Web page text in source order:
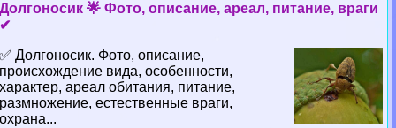
Долгоносик 🌟 Фото, описание, ареал, питание, враги
✔
✅ Долгоносик. Фото, описание,
происхождение вида, особенности,
хаpaктер, ареал обитания, питание,
размножение, естественные враги,
охрана...